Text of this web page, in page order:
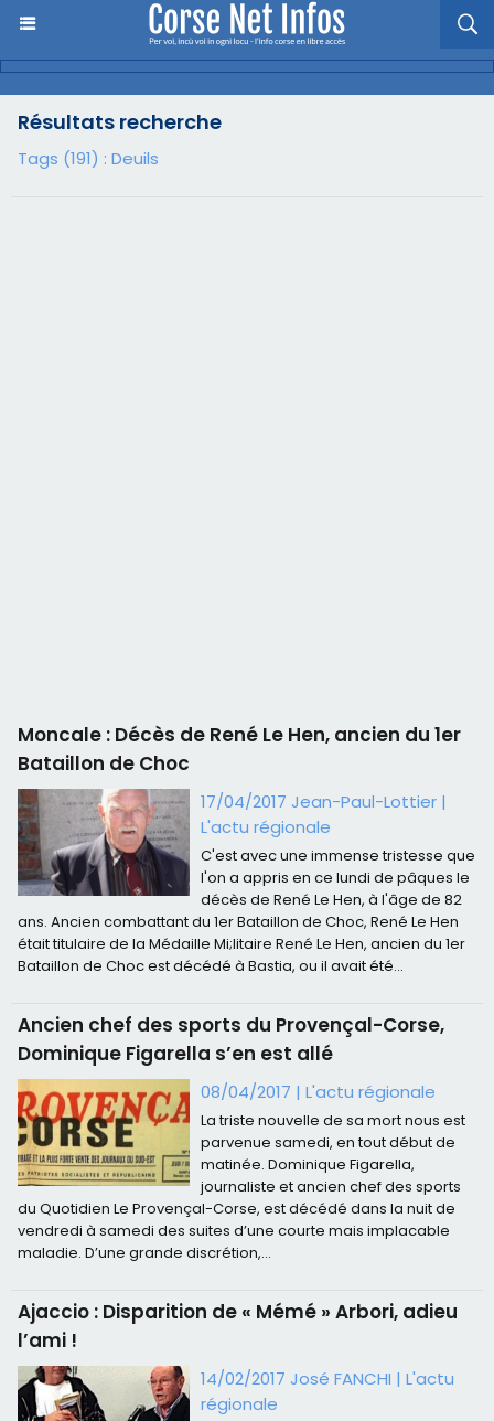
Résultats recherche
Tags (191) : Deuils
Moncale : Décès de René Le Hen, ancien du 1er
Bataillon de Choc
17/04/2017 Jean-Paul-Lottier |
L'actu régionale
C'est avec une immense tristesse que
l'on a appris en ce lundi de pâques le
décès de René Le Hen, à l'âge de 82
ans. Ancien combattant du 1er Bataillon de Choc, René Le Hen
était titulaire de la Médaille Mi;litaire René Le Hen, ancien du 1er
Bataillon de Choc est décédé à Bastia, ou il avait été...
Ancien chef des sports du Provençal-Corse,
Dominique Figarella s’en est allé
08/04/2017 |L'actu régionale
La triste nouvelle de sa mort nous est
parvenue samedi, en tout début de
matinée. Dominique Figarella,
journaliste et ancien chef des sports
du Quotidien Le Provençal-Corse, est décédé dans la nuit de
vendredi à samedi des suites d’une courte mais implacable
maladie. D’une grande discrétion,...
Ajaccio : Disparition de « Mémé » Arbori, adieu
l’ami !
14/02/2017 José FANCHI |L'actu
régionale